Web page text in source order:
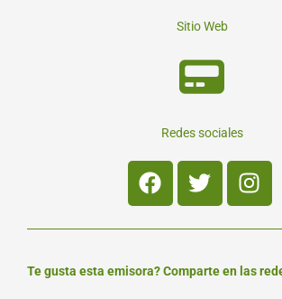
Sitio Web
Redes sociales
Facebook
Twitter
Te gusta esta emisora? Comparte en las